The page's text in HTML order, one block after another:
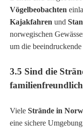
Vögelbeobachten
Kajakfahren und
norwegischen
um die
3.5 Sind die
Viele Strände in
eine sichere